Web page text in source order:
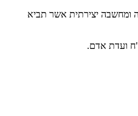
ומחשבה יצירתית אשר תביא
ועדת אדם.